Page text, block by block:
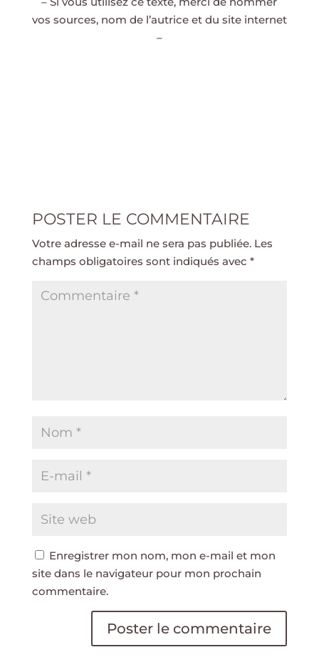
vos sources, nom de l’autrice et du site internet
–
POSTER LE COMMENTAIRE
Votre adresse e-mail ne sera pas publiée. Les
champs obligatoires sont indiqués avec *
Enregistrer mon nom, mon e-mail et mon
site dans le navigateur pour mon prochain
commentaire.